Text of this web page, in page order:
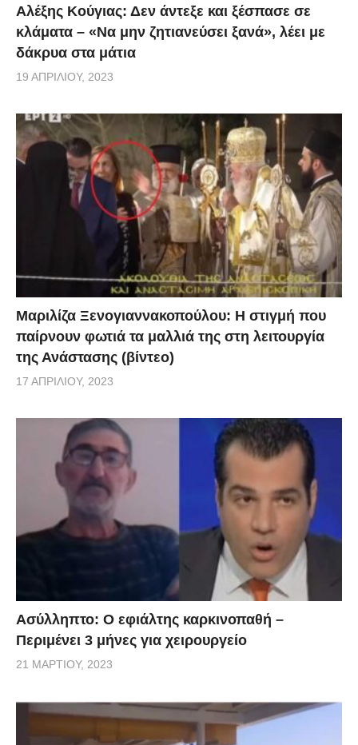
μεταφορές (αναστολή αεροπορικό μεταφορών και
λοιπών μεταφορών).
Αλέξης Κούγιας: Δεν άντεξε και ξέσπασε σε
κλάματα – «Να μην ζητιανεύσει ξανά», λέει με
δάκρυα στα μάτια
19 ΑΠΡΙΛΊΟΥ, 2023
Μαριλίζα Ξενογιαννακοπούλου: Η στιγμή που
παίρνουν φωτιά τα μαλλιά της στη λειτουργία
της Ανάστασης (βίντεο)
17 ΑΠΡΙΛΊΟΥ, 2023
Ασύλληπτο: Ο εφιάλτης καρκινοπαθή –
Περιμένει 3 μήνες για χειρουργείο
21 ΜΑΡΤΊΟΥ, 2023